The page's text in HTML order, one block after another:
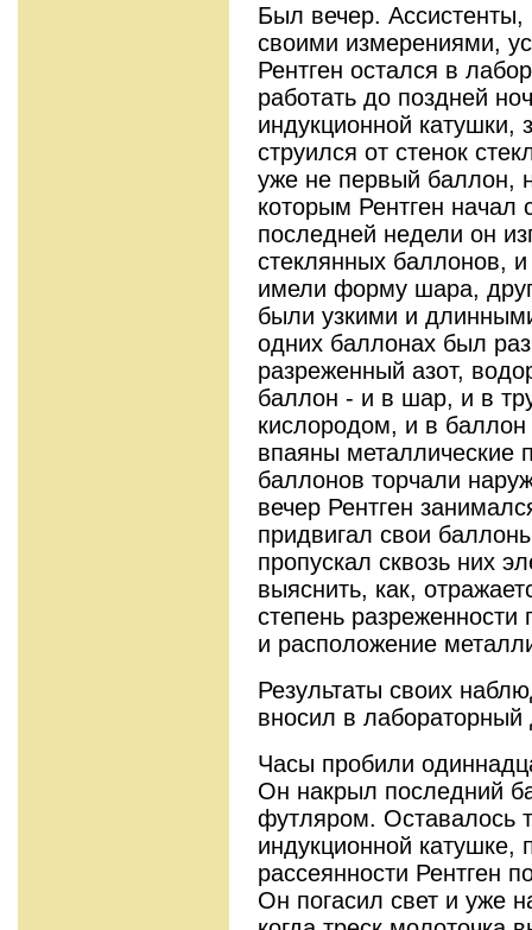
Был вечер.
своими измерениями,
Рентген остался в
работать до поздней
индукционной катушки,
струился от стенок
уже не первый баллон,
которым Рентген начал
последней недели он
стеклянных баллонов,
имели форму шара,
были узкими и
одних баллонах был
разреженный азот,
баллон - и в шар, и в
кислородом, и в
впаяны металлические
баллонов торчали
вечер Рентген
придвигал свои
пропускал сквозь них
вы­яснить, как,
степень
и располо­жение
Результаты своих
вносил в лабораторный
Часы пробили
Он накрыл последний
футляром. Оставалось
индукционной катушке,
рассе­янности Рентген
Он по­гасил свет и уже